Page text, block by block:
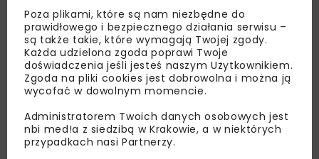
zaproszenia na wydarzenia, atrakcyjne oferty i
dedykowane akcje specjalne.
Zapoznałam/em się zPolityką Prywatności
Regulaminem oraz wyrażam zgodę na otrzymywanie na
podany przeze mnie adres e-mail korespondencji
handlowej w postaci newslettera.
Poza plikami, które są nam niezbędne do
prawidłowego i bezpiecznego działania serwisu –
są także takie, które wymagają Twojej zgody.
Każda udzielona zgoda poprawi Twoje
doświadczenia jeśli jesteś naszym Użytkownikiem.
Zgoda na pliki cookies jest dobrowolna i można ją
wycofać w dowolnym momencie.
Administratorem Twoich danych osobowych jest
nbi med!a z siedzibą w Krakowie, a w niektórych
przypadkach nasi Partnerzy.